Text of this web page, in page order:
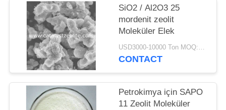
SiO2 / Al2O3 25
mordenit zeolit ​​
Moleküler Elek
USD3000-10000 Ton MOQ:1 kg
CONTACT
Petrokimya için SAPO
11 Zeolit ​​Moleküler